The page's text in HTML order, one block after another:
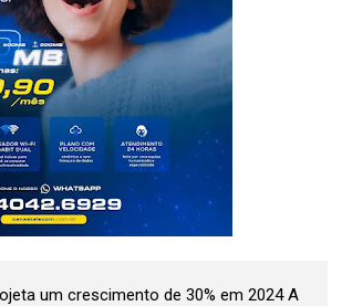
um crescimento de 30% em 2024 A